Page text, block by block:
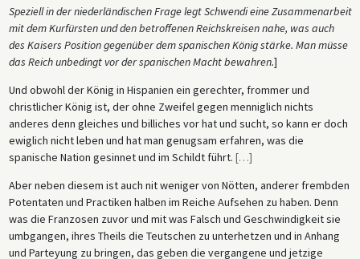
Speziell in der niederländischen Frage legt Schwendi eine Zusammenarbeit
mit dem Kurfürsten und den betroffenen Reichskreisen nahe, was auch
des Kaisers Position gegenüber dem spanischen König stärke. Man müsse
das Reich unbedingt vor der spanischen Macht bewahren.]
Und obwohl der König in Hispanien ein gerechter, frommer und
christlicher König ist, der ohne Zweifel gegen menniglich nichts
anderes denn gleiches und billiches vor hat und sucht, so kann er doch
ewiglich nicht leben und hat man genugsam erfahren, was die
spanische Nation gesinnet und im Schildt führt. […]
Aber neben diesem ist auch nit weniger von Nötten, anderer frembden
Potentaten und Practiken halben im Reiche Aufsehen zu haben. Denn
was die Franzosen zuvor und mit was Falsch und Geschwindigkeit sie
umbgangen, ihres Theils die Teutschen zu unterhetzen und in Anhang
und Parteyung zu bringen, das geben die vergangene und jetzige